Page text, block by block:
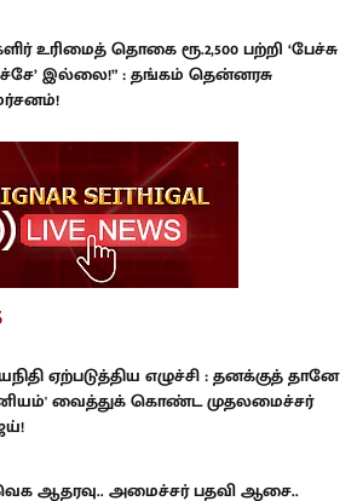
உரிமைத் தொகை ரூ.2,500 பற்றி ‘பேச்சு
இல்லை!” : தங்கம் தென்னரசு
ஏற்படுத்திய எழுச்சி : தனக்குத் தானே
வைத்துக் கொண்ட முதலமைச்சர்
ஆதரவு.. அமைச்சர் பதவி ஆசை..